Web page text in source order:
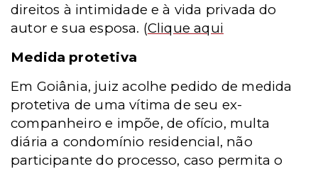
direitos à intimidade e à vida privada do
autor e sua esposa. (Clique aqui
Medida protetiva
Em Goiânia, juiz acolhe pedido de medida
protetiva de uma vítima de seu ex-
companheiro e impõe, de ofício, multa
diária a condomínio residencial, não
participante do processo, caso permita o